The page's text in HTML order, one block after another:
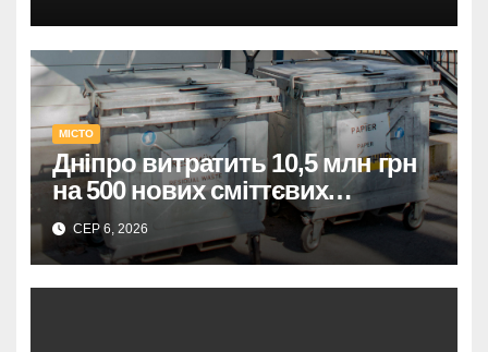
МІСТО
Дніпро витратить 10,5 млн грн
на 500 нових сміттєвих
контейнерів.
СЕР 6, 2026